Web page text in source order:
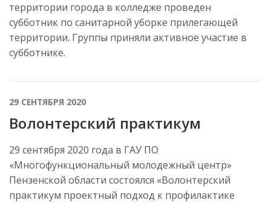
территории города в колледже проведен
субботник по санитарной уборке прилегающей
территории. Группы приняли активное участие в
субботнике.
29 СЕНТЯБРЯ 2020
Волонтерский практикум
29 сентября 2020 года в ГАУ ПО
«Многофункциональный молодежный центр»
Пензенской области состоялся «Волонтерский
практикум проектный подход к профилактике